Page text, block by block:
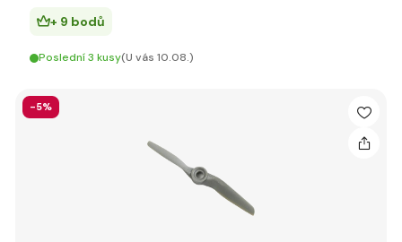
+ 9 bodů
Poslední 3 kusy(U vás 10.08.)
-5%